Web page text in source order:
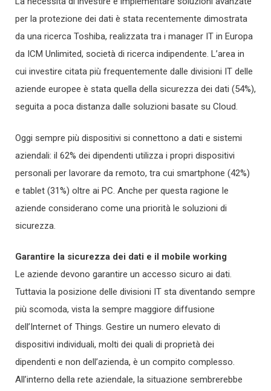
per la protezione dei dati è stata recentemente dimostrata
da una ricerca Toshiba, realizzata tra i manager IT in Europa
da ICM Unlimited, società di ricerca indipendente. L’area in
cui investire citata più frequentemente dalle divisioni IT delle
aziende europee è stata quella della sicurezza dei dati (54%),
seguita a poca distanza dalle soluzioni basate su Cloud.
Oggi sempre più dispositivi si connettono a dati e sistemi
aziendali: il 62% dei dipendenti utilizza i propri dispositivi
personali per lavorare da remoto, tra cui smartphone (42%)
e tablet (31%) oltre ai PC. Anche per questa ragione le
aziende considerano come una priorità le soluzioni di
sicurezza.
Garantire la sicurezza dei dati e il mobile working
Le aziende devono garantire un accesso sicuro ai dati.
Tuttavia la posizione delle divisioni IT sta diventando sempre
più scomoda, vista la sempre maggiore diffusione
dell’Internet of Things. Gestire un numero elevato di
dispositivi individuali, molti dei quali di proprietà dei
dipendenti e non dell’azienda, è un compito complesso.
All’interno della rete aziendale, la situazione sembrerebbe